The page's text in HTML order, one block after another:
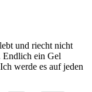
und riecht nicht
Endlich ein Gel
werde es auf jeden